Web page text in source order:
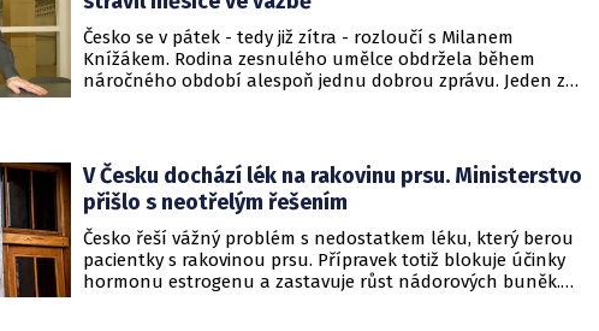
Česko se v pátek - tedy již zítra - rozloučí s Milanem
Knížákem. Rodina zesnulého umělce obdržela během
náročného období alespoň jednu dobrou zprávu. Jeden z
V Česku dochází lék na rakovinu prsu. Ministerstvo
přišlo s neotřelým řešením
Česko řeší vážný problém s nedostatkem léku, který berou
pacientky s rakovinou prsu. Přípravek totiž blokuje účinky
hormonu estrogenu a zastavuje růst nádorových buněk.